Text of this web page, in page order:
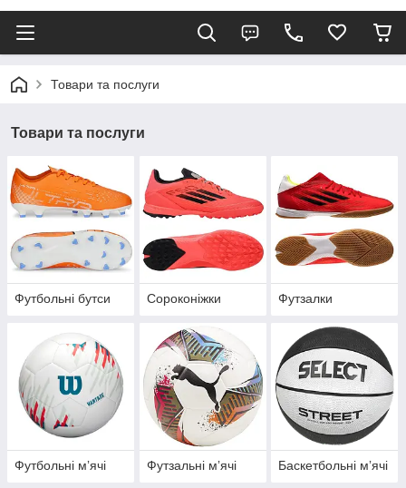
Товари та послуги
Товари та послуги
Футбольні бутси Сороконіжки Футзалки
Футбольні мʼячі Футзальні мʼячі Баскетбольні мʼячі